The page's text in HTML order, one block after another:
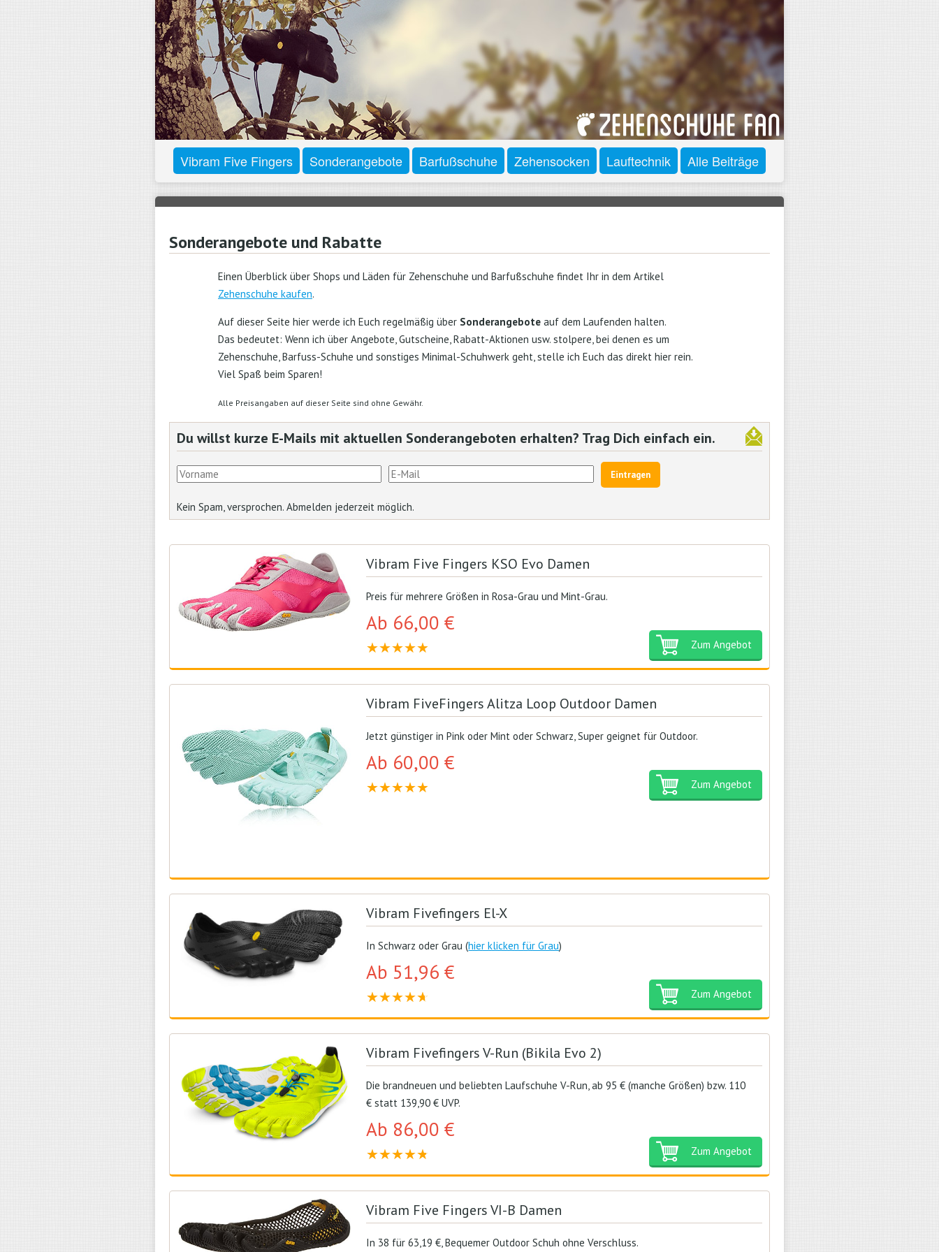
Vibram Five Fingers Sonderangebote Barfußschuhe Zehensocken Lauftechnik Alle Beiträge
Sonderangebote und Rabatte
Einen Überblick über Shops und Läden für Zehenschuhe und Barfußschuhe findet Ihr in dem Artikel
Zehenschuhe kaufen.
Auf dieser Seite hier werde ich Euch regelmäßig über Sonderangebote auf dem Laufenden halten.
Das bedeutet: Wenn ich über Angebote, Gutscheine, Rabatt-Aktionen usw. stolpere, bei denen es um
Zehenschuhe, Barfuss-Schuhe und sonstiges Minimal-Schuhwerk geht, stelle ich Euch das direkt hier rein.
Viel Spaß beim Sparen!
Alle Preisangaben auf dieser Seite sind ohne Gewähr.
Du willst kurze E-Mails mit aktuellen Sonderangeboten erhalten? Trag Dich einfach ein.
Kein Spam, versprochen. Abmelden jederzeit möglich.
Vibram Five Fingers KSO Evo Damen
Preis für mehrere Größen in Rosa-Grau und Mint-Grau.
Ab 66,00 €
Zum Angebot
Vibram FiveFingers Alitza Loop Outdoor Damen
Jetzt günstiger in Pink oder Mint oder Schwarz, Super geignet für Outdoor.
Ab 60,00 €
Zum Angebot
Vibram Fivefingers El-X
In Schwarz oder Grau (hier klicken für Grau)
Ab 51,96 €
Zum Angebot
Vibram Fivefingers V-Run (Bikila Evo 2)
Die brandneuen und beliebten Laufschuhe V-Run, ab 95 € (manche Größen) bzw. 110
€ statt 139,90 € UVP.
Ab 86,00 €
Zum Angebot
Vibram Five Fingers VI-B Damen
In 38 für 63,19 €, Bequemer Outdoor Schuh ohne Verschluss.